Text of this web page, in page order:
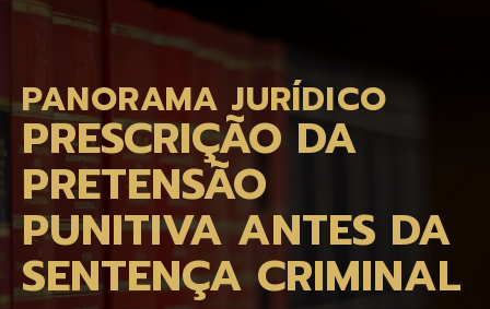
PANORAMA JURÍDICO
PRESCRIÇÃO DA
PRETENSÃO
PUNITIVA ANTES DA
SENTENÇA CRIMINAL